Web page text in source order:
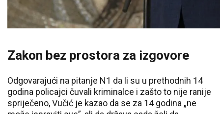
Zakon bez prostora za izgovore
Odgovarajući na pitanje N1 da li su u prethodnih 14
godina policajci čuvali kriminalce i zašto to nije ranije
spriječeno, Vučić je kazao da se za 14 godina „ne